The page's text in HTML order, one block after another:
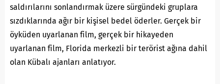
saldırılarını sonlandırmak üzere sürgündeki gruplara
sızdıklarında ağır bir kişisel bedel öderler. Gerçek bir
öyküden uyarlanan film, gerçek bir hikayeden
uyarlanan film, Florida merkezli bir terörist ağına dahil
olan Kübalı ajanları anlatıyor.